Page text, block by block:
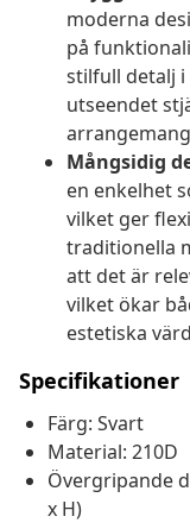
moderna
på
stilfull detalj
utseendet
Mångsidig
en enkelhet
vilket ger
traditionella
att det är
vilket ökar
estetiska
Specifikationer
Färg: Svart
Material: 210D
Övergripande
x H)